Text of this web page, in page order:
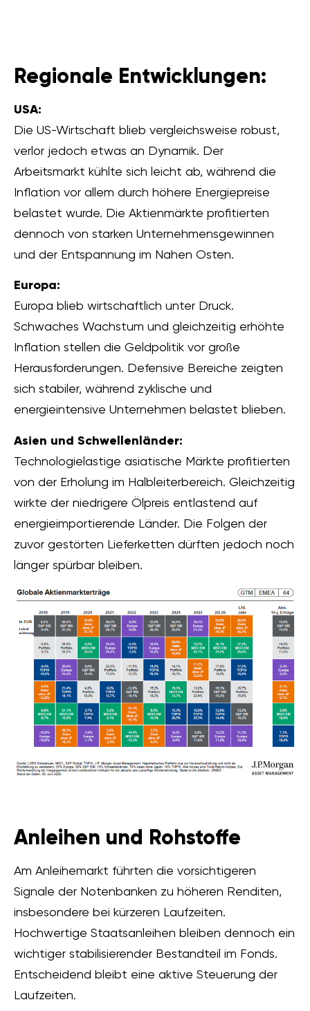
Regionale Entwicklungen:
USA:
Die US-Wirtschaft blieb vergleichsweise robust,
verlor jedoch etwas an Dynamik. Der
Arbeitsmarkt kühlte sich leicht ab, während die
Inflation vor allem durch höhere Energiepreise
belastet wurde. Die Aktienmärkte profitierten
dennoch von starken Unternehmensgewinnen
und der Entspannung im Nahen Osten.
Europa:
Europa blieb wirtschaftlich unter Druck.
Schwaches Wachstum und gleichzeitig erhöhte
Inflation stellen die Geldpolitik vor große
Herausforderungen. Defensive Bereiche zeigten
sich stabiler, während zyklische und
energieintensive Unternehmen belastet blieben.
Asien und Schwellenländer:
Technologielastige asiatische Märkte profitierten
von der Erholung im Halbleiterbereich. Gleichzeitig
wirkte der niedrigere Ölpreis entlastend auf
energieimportierende Länder. Die Folgen der
zuvor gestörten Lieferketten dürften jedoch noch
länger spürbar bleiben.
Anleihen und Rohstoffe
Am Anleihemarkt führten die vorsichtigeren
Signale der Notenbanken zu höheren Renditen,
insbesondere bei kürzeren Laufzeiten.
Hochwertige Staatsanleihen bleiben dennoch ein
wichtiger stabilisierender Bestandteil im Fonds.
Entscheidend bleibt eine aktive Steuerung der
Laufzeiten.